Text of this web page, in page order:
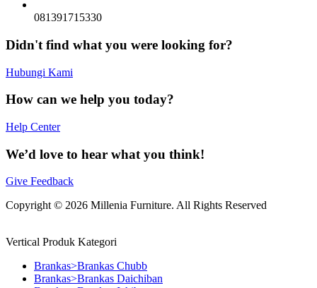
081391715330
Didn't find what you were looking for?
Hubungi Kami
How can we help you today?
Help Center
We’d love to hear what you think!
Give Feedback
Copyright © 2026 Millenia Furniture. All Rights Reserved
Vertical Produk Kategori
Brankas>Brankas Chubb
Brankas>Brankas Daichiban